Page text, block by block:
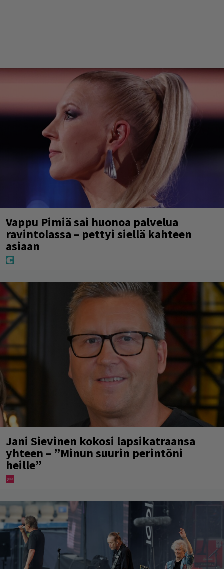
Vappu Pimiä sai huonoa palvelua
ravintolassa – pettyi siellä kahteen
asiaan
Jani Sievinen kokosi lapsikatraansa
yhteen – ”Minun suurin perintöni
heille”